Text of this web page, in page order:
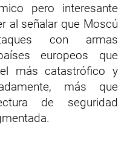
pero interesante
al señalar que Moscú
con armas
europeos que
más catastrófico y
más que
de seguridad